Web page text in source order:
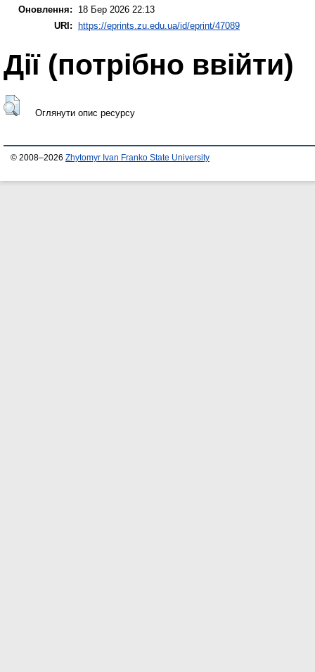
Оновлення:
18 Бер 2026 22:13
URI:
https://eprints.zu.edu.ua/id/eprint/47089
Дії ​​(потрібно ввійти)
Оглянути опис ресурсу
© 2008–2026 Zhytomyr Ivan Franko State University